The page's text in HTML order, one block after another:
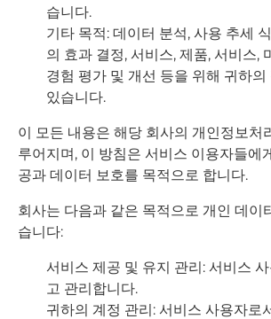
습니다.
기타 목적: 데이터 분석, 사용 추세
의 효과 결정, 서비스, 제품, 서비스,
경험 평가 및 개선 등을 위해 귀하
있습니다.
이 모든 내용은 해당 회사의 개인정보처
루어지며, 이 방침은 서비스 이용자들에
공과 데이터 보호를 목적으로 합니다.
회사는 다음과 같은 목적으로 개인 데이
습니다:
서비스 제공 및 유지 관리: 서비스
고 관리합니다.
귀하의 계정 관리: 서비스 사용자로